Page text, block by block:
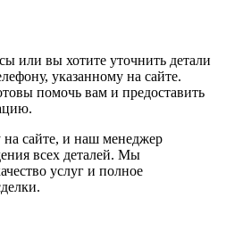
или вы хотите уточнить детали
указанному на сайте.
помочь вам и предоставить
на сайте, и наш менеджер
всех деталей. Мы
услуг и полное